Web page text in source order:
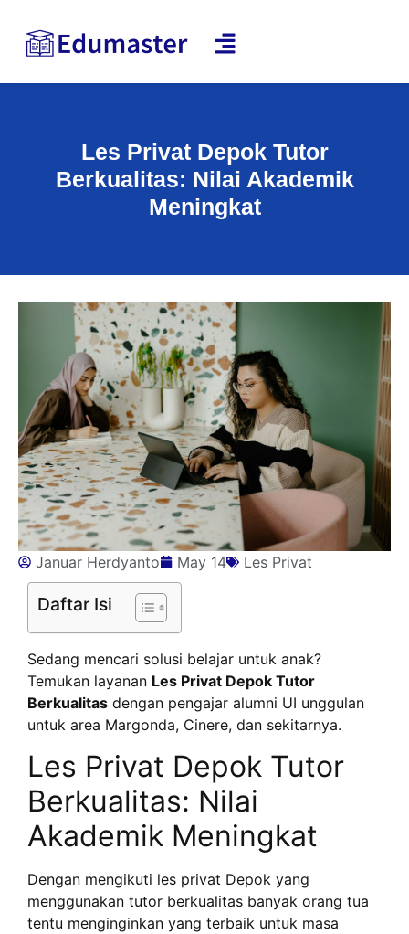
Les Privat Depok Tutor
Berkualitas: Nilai Akademik
Meningkat
Januar Herdyanto May 14 Les Privat
Daftar Isi
Sedang mencari solusi belajar untuk anak?
Temukan layanan Les Privat Depok Tutor
Berkualitas dengan pengajar alumni UI unggulan
untuk area Margonda, Cinere, dan sekitarnya.
Les Privat Depok Tutor
Berkualitas: Nilai
Akademik Meningkat
Dengan mengikuti les privat Depok yang
menggunakan tutor berkualitas banyak orang tua
tentu menginginkan yang terbaik untuk masa